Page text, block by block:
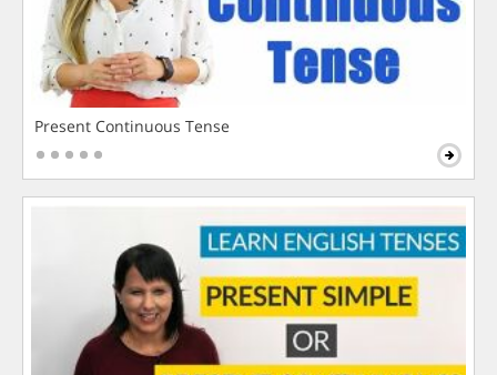
Present Continuous Tense